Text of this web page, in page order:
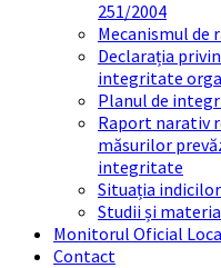
251/2004
Mecanismul de
Declarația
integritate
Planul de
Raport narativ
măsurilor
integritate
Situația
Studii și
Monitorul Oficial
Contact